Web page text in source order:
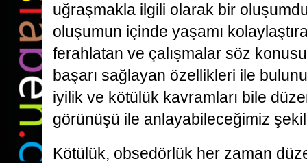
uğraşmakla ilgili olarak bir
oluşumun içinde yaşamı
ferahlatan ve çalışmalar söz
başarı sağlayan özellikleri ile
iyilik ve kötülük kavramları bile
görünüşü ile anlayabileceğimiz
Kötülük, obsedörlük her zaman